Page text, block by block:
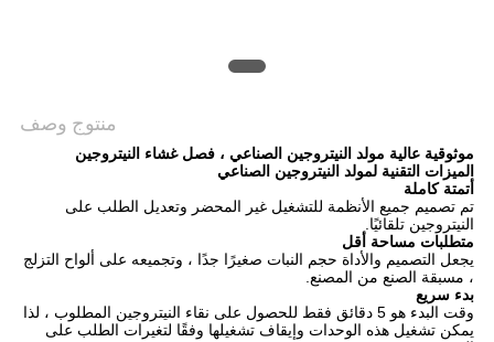
منتوج وصف
موثوقية عالية مولد النيتروجين الصناعي ، فصل غشاء النيتروجين
الميزات التقنية لمولد النيتروجين الصناعي
أتمتة كاملة
تم تصميم جميع الأنظمة للتشغيل غير المحضر وتعديل الطلب على
النيتروجين تلقائيًا.
متطلبات مساحة أقل
يجعل التصميم والأداة حجم النبات صغيرًا جدًا ، وتجميعه على ألواح التزلج
، مسبقة الصنع من المصنع.
بدء سريع
وقت البدء هو 5 دقائق فقط للحصول على نقاء النيتروجين المطلوب ، لذا
يمكن تشغيل هذه الوحدات وإيقاف تشغيلها وفقًا لتغيرات الطلب على